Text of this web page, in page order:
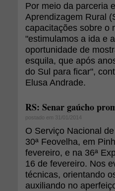
Por meio da parceria
Aprendizagem Rural
capacitações sobre o
"estimulamos a ida e
oportunidade de
esquila, que após
do Sul para ficar",
Elusa Andrade.
RS: Senar gaúcho
postado em 31/01/2014
O Serviço Nacional
30ª Feovelha, em
fevereiro, e na 36ª
16 de fevereiro. Nos
técnicas, orientando
auxiliando no